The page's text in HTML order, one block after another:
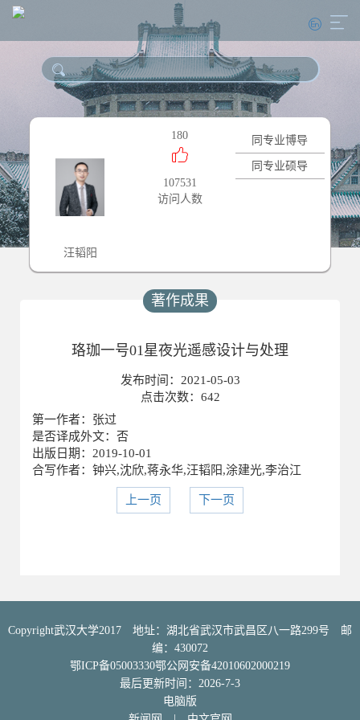
汪韬阳
180
107531
访问人数
同专业博导
同专业硕导
著作成果
珞珈一号01星夜光遥感设计与处理
发布时间： 2021-05-03
点击次数： 642
第一作者：张过
是否译成外文：否
出版日期：2019-10-01
合写作者：钟兴,沈欣,蒋永华,汪韬阳,涂建光,李治江
上一页 下一页
Copyright武汉大学2017 地址：湖北省武汉市武昌区八一路299号 邮
编：430072
鄂ICP备05003330鄂公网安备42010602000219
最后更新时间： 2026-7-3
电脑版